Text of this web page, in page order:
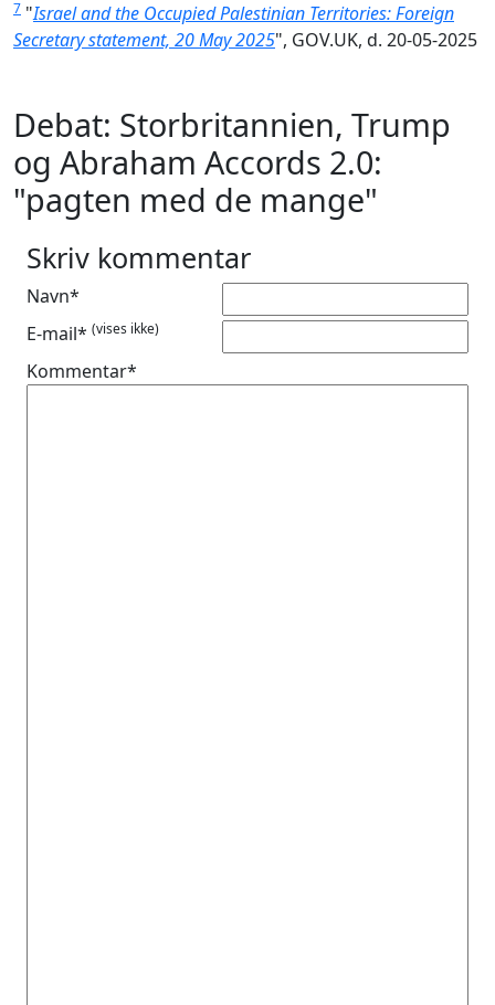
7 "Israel and the Occupied Palestinian Territories: Foreign
Secretary statement, 20 May 2025", GOV.UK, d. 20-05-2025
Debat: Storbritannien, Trump
og Abraham Accords 2.0:
"pagten med de mange"
Skriv kommentar
Navn*
E-mail* (vises ikke)
Kommentar*